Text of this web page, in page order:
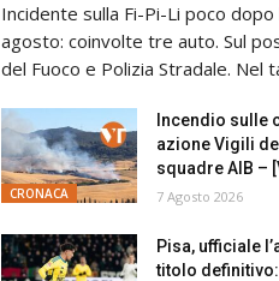
Incidente sulla Fi-Pi-Li poco
agosto: coinvolte tre auto. Sul
del Fuoco e Polizia Stradale. Nel
CRONACA
Incendio sulle
azione Vigili
squadre AIB –
7 Agosto 2026
Pisa, ufficiale
titolo